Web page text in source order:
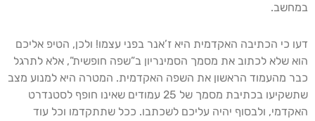
במחשב.
דעו כי הכתיבה האקדמית היא ז’אנר בפני עצמו! ולכן, הטיפ אליכם
הוא שלא לכתוב את מסמך הסמינריון ב”שפה חופשית”, אלא לתרגל
כבר מהעמוד הראשון את השפה האקדמית. המטרה היא למנוע מצב
שתשקיעו בכתיבת מסמך של 25 עמודים שאינו חופף לסטנדרט
האקדמי, ולבסוף יהיה עליכם לשכתבו. ככל שתתקדמו וכל עוד